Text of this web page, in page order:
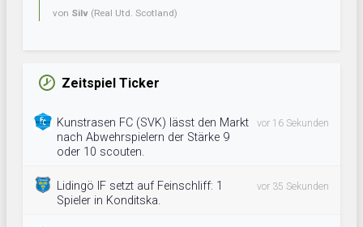
von Silv (Real Utd. Scotland)
Zeitspiel Ticker
Kunstrasen FC (SVK) lässt den Markt
nach Abwehrspielern der Stärke 9
oder 10 scouten.
vor 16 Sekunden
Lidingö IF setzt auf Feinschliff: 1
Spieler in Konditska.
vor 35 Sekunden